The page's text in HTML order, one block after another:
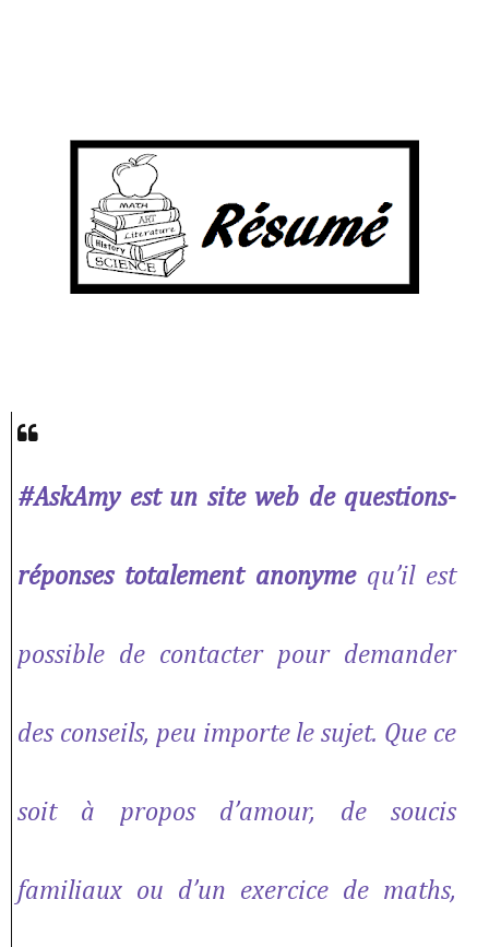
#AskAmy est un site web de questions-
réponses totalement anonymequ’il est
possible de contacter pour demander
des conseils, peu importe le sujet. Que ce
soit à propos d’amour, de soucis
familiaux ou d’un exercice de maths,